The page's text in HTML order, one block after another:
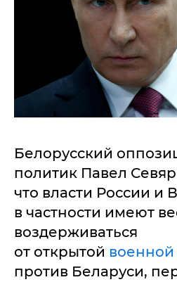
Белорусский
политик Павел
что власти России и
в частности имеют
воздерживаться
от открытой военной
против Беларуси,